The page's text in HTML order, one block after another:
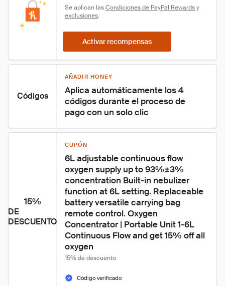
Se aplican las Condiciones de PayPal Rewards y
exclusiones.
Activar recompensas
Códigos
AÑADIR HONEY
Aplica automáticamente los 4
códigos durante el proceso de
pago con un solo clic
15%
DE
DESCUENTO
CUPÓN
6L adjustable continuous flow
oxygen supply up to 93%±3%
concentration Built-in nebulizer
function at 6L setting. Replaceable
battery versatile carrying bag
remote control. Oxygen
Concentrator | Portable Unit 1-6L
Continuous Flow and get 15% off all
oxygen
15% de descuento
Código verificado